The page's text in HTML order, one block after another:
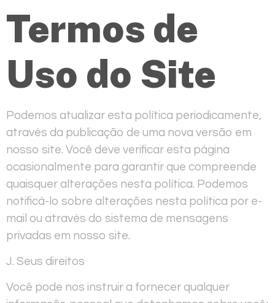
Termos de
Uso do Site
Podemos atualizar esta política periodicamente,
através da publicação de uma nova versão em
nosso site. Você deve verificar esta página
ocasionalmente para garantir que compreende
quaisquer alterações nesta política. Podemos
notificá-lo sobre alterações nesta política por e-
mail ou através do sistema de mensagens
privadas em nosso site.
J. Seus direitos
Você pode nos instruir a fornecer qualquer